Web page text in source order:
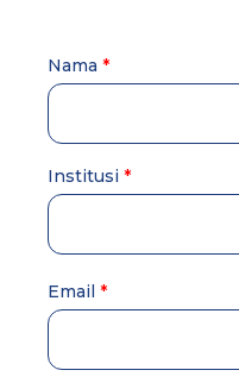
Nama
Institusi
Email